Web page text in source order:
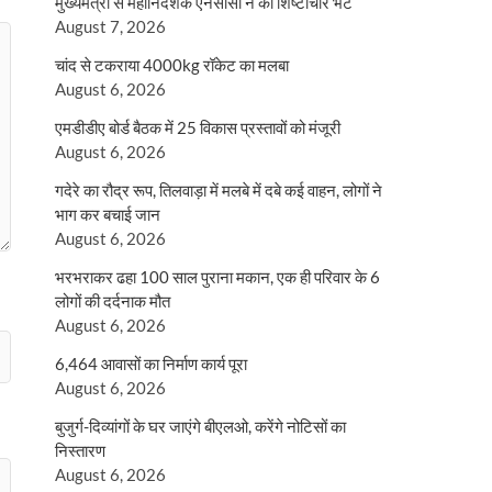
August 7, 2026
चांद से टकराया 4000kg रॉकेट का मलबा
August 6, 2026
एमडीडीए बोर्ड बैठक में 25 विकास प्रस्तावों को मंजूरी
August 6, 2026
गदेरे का रौद्र रूप, तिलवाड़ा में मलबे में दबे कई वाहन, लोगों ने
भाग कर बचाई जान
August 6, 2026
भरभराकर ढहा 100 साल पुराना मकान, एक ही परिवार के 6
लोगों की दर्दनाक मौत
August 6, 2026
6,464 आवासों का निर्माण कार्य पूरा
August 6, 2026
बुजुर्ग-दिव्यांगों के घर जाएंगे बीएलओ, करेंगे नोटिसों का
निस्तारण
August 6, 2026